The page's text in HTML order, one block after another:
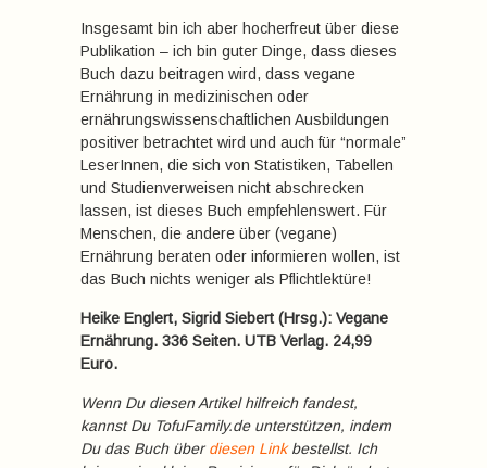
Insgesamt bin ich aber hocherfreut über diese
Publikation – ich bin guter Dinge, dass dieses
Buch dazu beitragen wird, dass vegane
Ernährung in medizinischen oder
ernährungswissenschaftlichen Ausbildungen
positiver betrachtet wird und auch für “normale”
LeserInnen, die sich von Statistiken, Tabellen
und Studienverweisen nicht abschrecken
lassen, ist dieses Buch empfehlenswert. Für
Menschen, die andere über (vegane)
Ernährung beraten oder informieren wollen, ist
das Buch nichts weniger als Pflichtlektüre!
Heike Englert, Sigrid Siebert (Hrsg.): Vegane
Ernährung. 336 Seiten. UTB Verlag. 24,99
Euro.
Wenn Du diesen Artikel hilfreich fandest,
kannst Du TofuFamily.de unterstützen, indem
Du das Buch überdiesen Linkbestellst. Ich